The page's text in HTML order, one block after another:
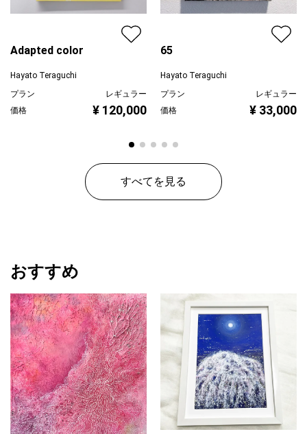
Adapted color
Hayato Teraguchi
プラン
レギュラー
価格
¥ 120,000
65
Hayato Teraguchi
プラン
レギュラー
価格
¥ 33,000
すべてを見る
おすすめ